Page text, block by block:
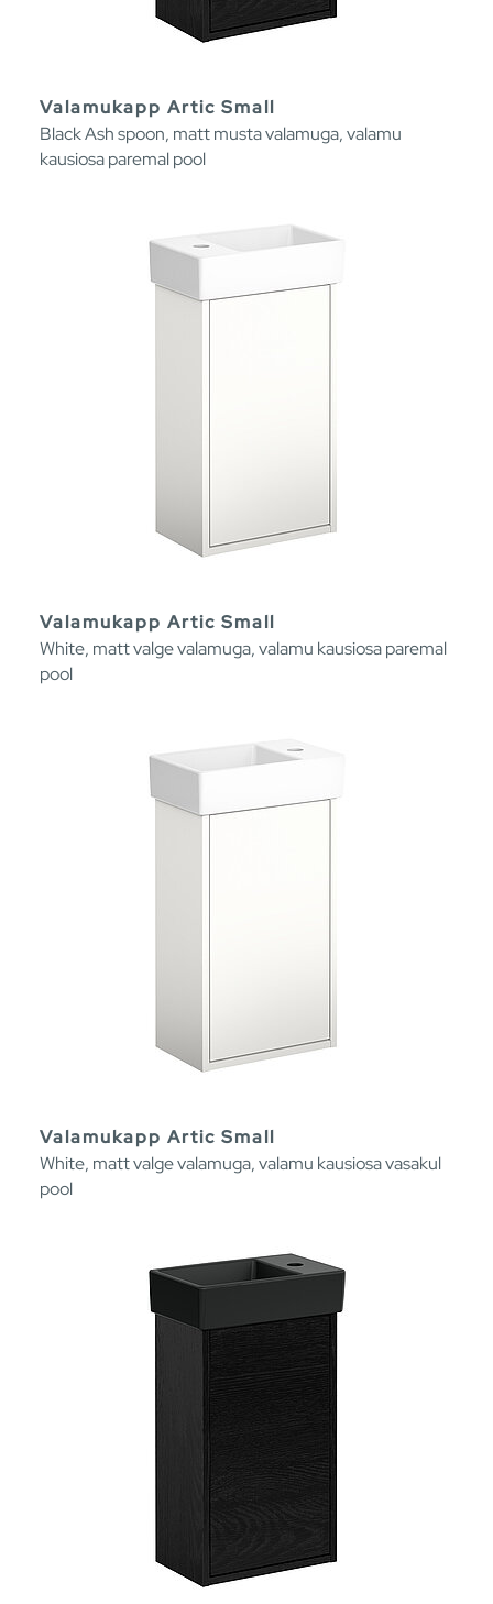
Valamukapp Artic Small
Black Ash spoon, matt musta valamuga, valamu
kausiosa paremal pool
Valamukapp Artic Small
White, matt valge valamuga, valamu kausiosa paremal
pool
Valamukapp Artic Small
White, matt valge valamuga, valamu kausiosa vasakul
pool